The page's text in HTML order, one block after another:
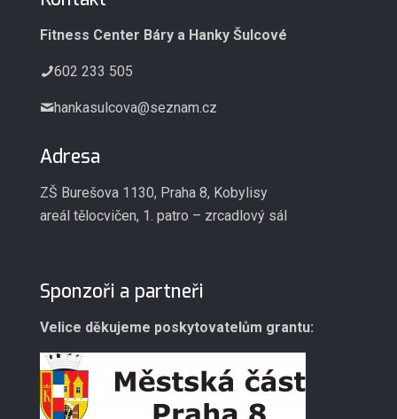
Fitness Center Báry a Hanky Šulcové
602 233 505
hankasulcova@seznam.cz
Adresa
ZŠ Burešova 1130, Praha 8, Kobylisy
areál tělocvičen, 1. patro – zrcadlový sál
Sponzoři a partneři
Velice děkujeme poskytovatelům grantu: